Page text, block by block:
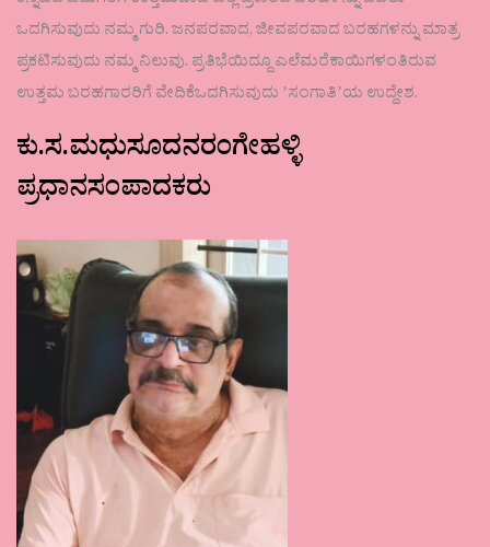
ಒದಗಿಸುವುದು ನಮ್ಮ ಗುರಿ. ಜನಪರವಾದ, ಜೀವಪರವಾದ ಬರಹಗಳನ್ನು ಮಾತ್ರ
ಪ್ರಕಟಿಸುವುದು ನಮ್ಮ ನಿಲುವು. ಪ್ರತಿಭೆಯಿದ್ದೂ ಎಲೆಮರೆಕಾಯಿಗಳಂತಿರುವ
ಉತ್ತಮ ಬರಹಗಾರರಿಗೆ ವೇದಿಕೆಒದಗಿಸುವುದು ʼಸಂಗಾತಿʼಯ ಉದ್ದೇಶ.
ಕು.ಸ.ಮಧುಸೂದನರಂಗೇಹಳ್ಳಿ
ಪ್ರಧಾನಸಂಪಾದಕರು